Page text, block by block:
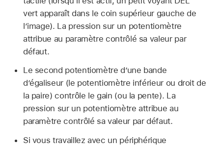
vert apparaît dans le coin supérieur gauche de
l’image). La pression sur un potentiomètre
attribue au paramètre contrôlé sa valeur par
défaut.
Le second potentiomètre d’une bande
d’égaliseur (le potentiomètre inférieur ou droit de
la paire) contrôle le gain (ou la pente). La
pression sur un potentiomètre attribue au
paramètre contrôlé sa valeur par défaut.
Si vous travaillez avec un périphérique